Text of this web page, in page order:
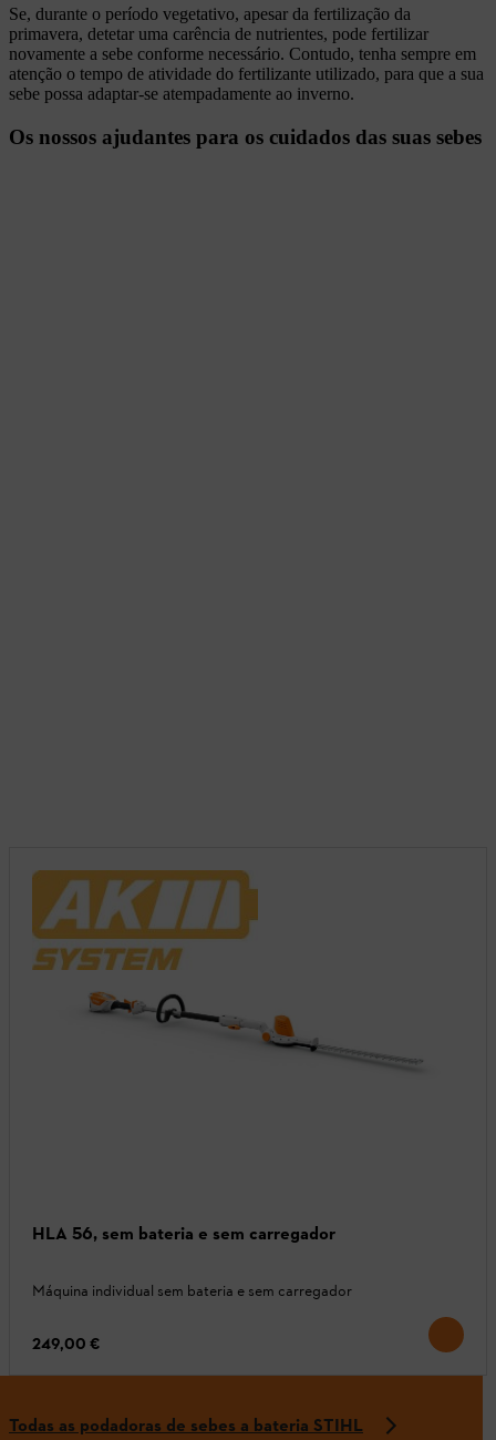
Se, durante o período vegetativo, apesar da fertilização da
primavera, detetar uma carência de nutrientes, pode fertilizar
novamente a sebe conforme necessário. Contudo, tenha sempre em
atenção o tempo de atividade do fertilizante utilizado, para que a sua
sebe possa adaptar-se atempadamente ao inverno.
Os nossos ajudantes para os cuidados das suas sebes
HLA 56, sem bateria e sem carregador
Máquina individual sem bateria e sem carregador
249,00 €
Todas as podadoras de sebes a bateria STIHL